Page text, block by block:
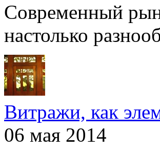
Современный
настолько
Витражи, как
06 мая 2014